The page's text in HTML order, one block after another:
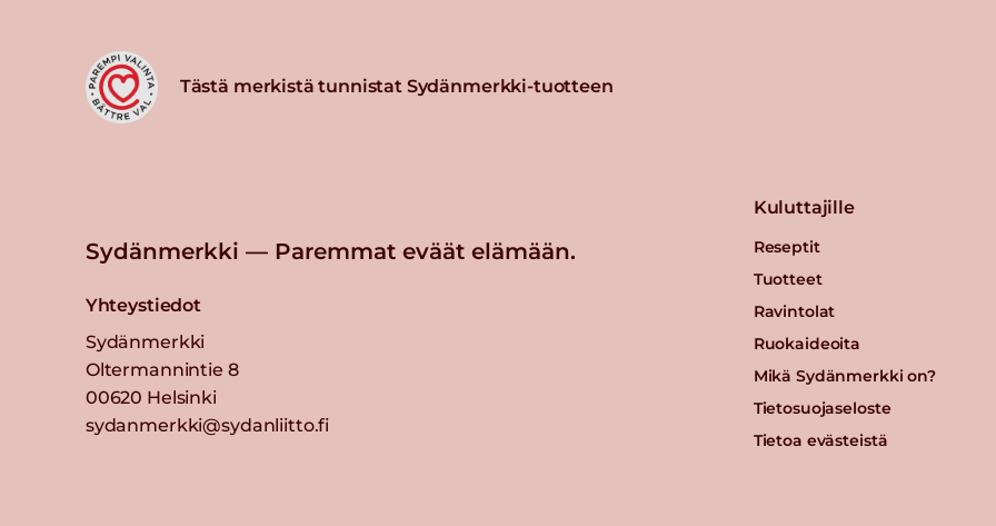
Tästä merkistä tunnistat Sydänmerkki-tuotteen
Sydänmerkki — Paremmat eväät elämään.
Yhteystiedot
Sydänmerkki
Oltermannintie 8
00620 Helsinki
sydanmerkki@sydanliitto.fi
Kuluttajille
Reseptit
Tuotteet
Ravintolat
Ruokaideoita
Mikä Sydänmerkki on?
Tietosuojaseloste
Tietoa evästeistä